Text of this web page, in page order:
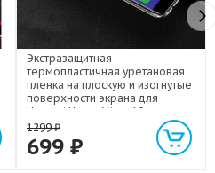
Экстразащитная
термопластичная уретановая
пленка на плоскую и изогнутые
поверхности экрана для
Huawei Honor View 10
1299₽
699 ₽